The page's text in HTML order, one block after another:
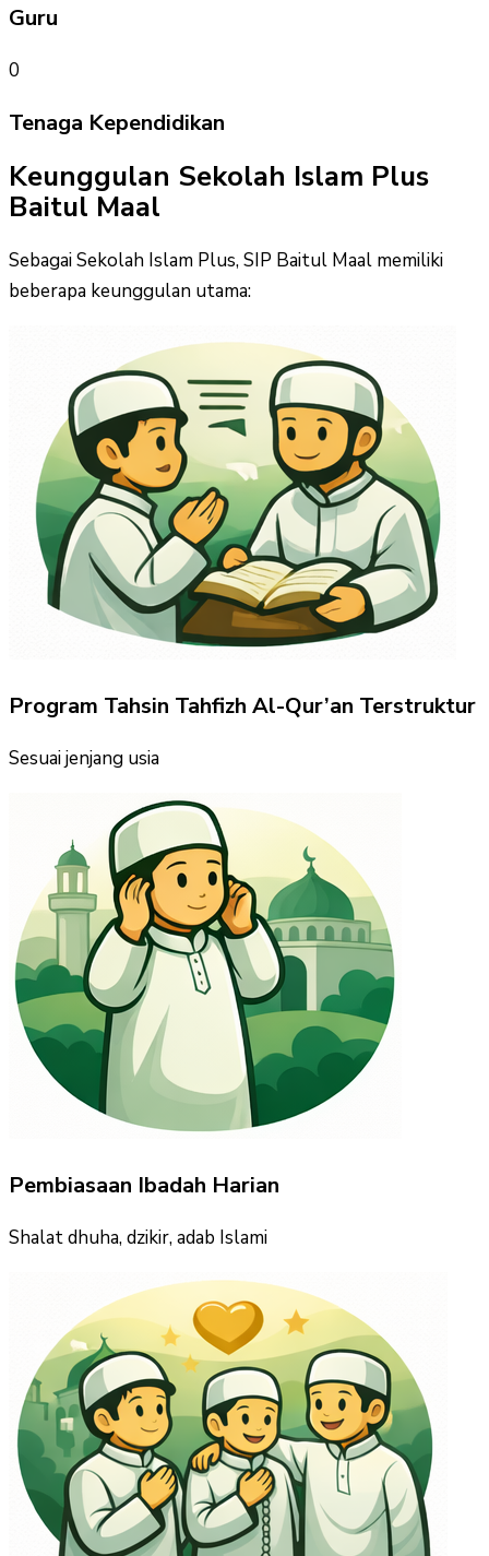
Guru
0
Tenaga Kependidikan
Keunggulan Sekolah Islam Plus
Baitul Maal
Sebagai Sekolah Islam Plus, SIP Baitul Maal memiliki
beberapa keunggulan utama:
Program Tahsin Tahfizh Al-Qur’an Terstruktur
Sesuai jenjang usia
Pembiasaan Ibadah Harian
Shalat dhuha, dzikir, adab Islami